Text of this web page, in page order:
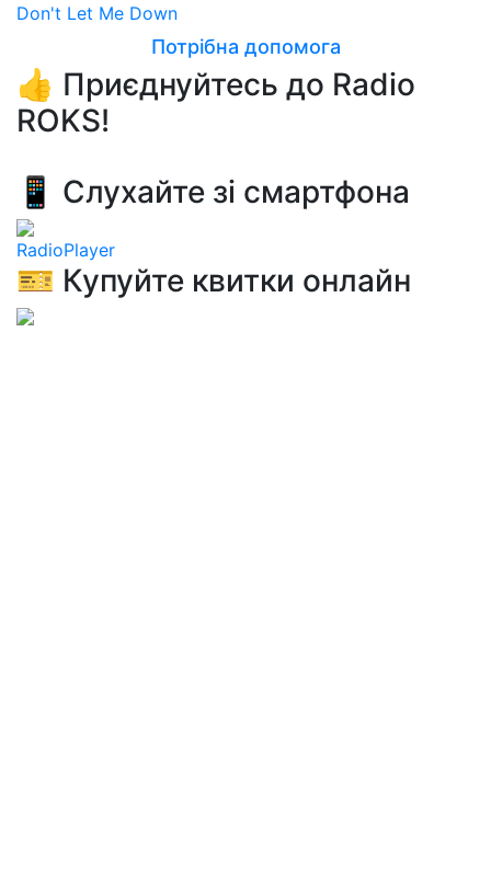
Don't Let Me Down
Потрібна допомога
👍 Приєднуйтесь до Radio
ROKS!
📱 Слухайте зі смартфона
RadioPlayer
🎫 Купуйте квитки онлайн